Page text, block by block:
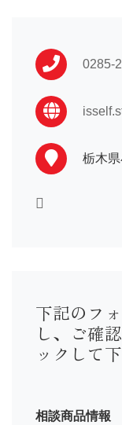
男性袴…33,000〜
訪問着…16,500〜
黒留袖…33,000〜
喪服 …16,500〜
せ下さい。
0285-
栃木
下記のフ
し、ご確
ックして下
相談商品情報